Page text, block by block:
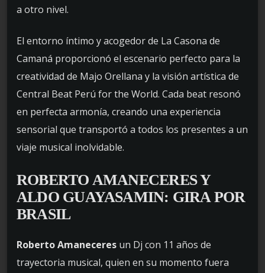
a otro nivel.
El entorno íntimo y acogedor de La Casona de
Camaná proporcionó el escenario perfecto para la
creatividad de Majo Orellana y la visión artística de
Central Beat Perú for the World. Cada beat resonó
en perfecta armonía, creando una experiencia
sensorial que transportó a todos los presentes a un
viaje musical inolvidable.
ROBERTO AMANECERES Y
ALDO GUAYASAMIN: GIRA POR
BRASIL
Roberto Amaneceres un Dj con 11 años de
trayectoria musical, quien en su momento fuera